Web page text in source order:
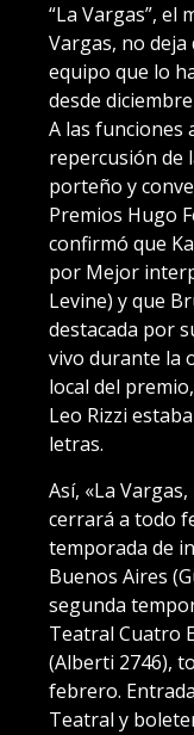
“La Vargas”, el
Vargas, no
equipo que lo
desde
A las funciones
repercusión de
porteño y
Premios Hugo
confirmó que
por Mejor
Levine) y que
destacada por
vivo durante la
local del
Leo Rizzi
letras.
Así, «La
cerrará a todo
temporada de
Buenos Aires
segunda
Teatral Cuatro
(Alberti 2746),
febrero.
Teatral y